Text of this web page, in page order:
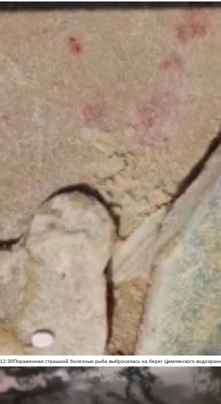
12:30Пораженная страшной болезнью рыба выбросилась на берег Цимлянского